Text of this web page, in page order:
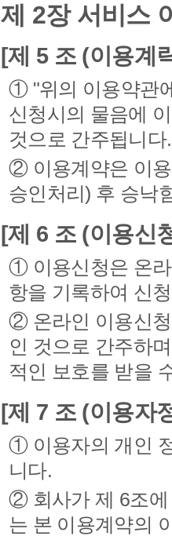
제 2장 서비스
[제 5 조 (이용계
① "위의 이용약관
신청시의 물음에
것으로 간주됩니다.
② 이용계약은 이
승인처리) 후 승낙
[제 6 조 (이용신
① 이용신청은 온
항을 기록하여 신
② 온라인 이용신
인 것으로 간주하
적인 보호를 받을
[제 7 조 (이용자
① 이용자의 개인
니다.
② 회사가 제 6조에
는 본 이용계약의